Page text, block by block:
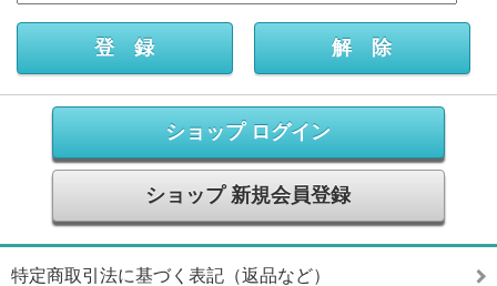
ショップ ログイン
ショップ 新規会員登録
特定商取引法に基づく表記（返品など）